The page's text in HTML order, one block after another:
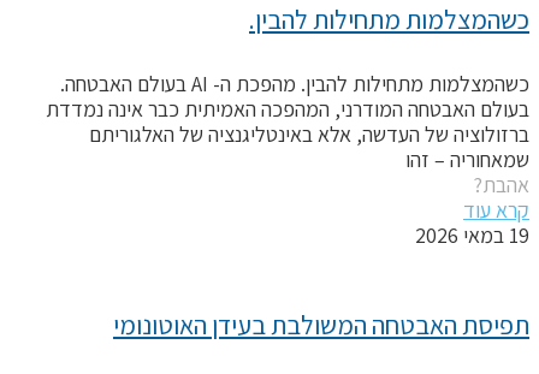
מתחילות להבין.
כשהמצלמות מתחילות להבין. מהפכת ה- AI בעולם האבטחה.
האבטחה המודרני, המהפכה האמיתית כבר אינה נמדדת
של העדשה, אלא באינטליגנציה של האלגוריתם
– זהו
עוד
2026
האבטחה המשולבת בעידן האוטונומי